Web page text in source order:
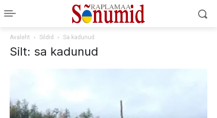
Avaleht Sildid Sa kadunud
Silt: sa kadunud